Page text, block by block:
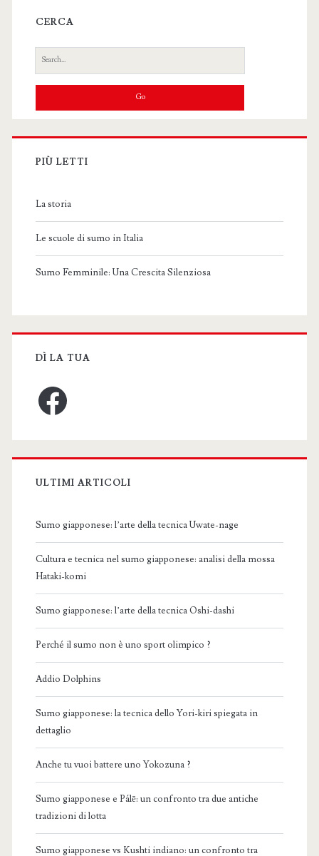
CERCA
Search
for:
PIÙ LETTI
La storia
Le scuole di sumo in Italia
Sumo Femminile: Una Crescita Silenziosa
DÌ LA TUA
Facebook
ULTIMI ARTICOLI
Sumo giapponese: l’arte della tecnica Uwate-nage
Cultura e tecnica nel sumo giapponese: analisi della mossa
Hataki-komi
Sumo giapponese: l’arte della tecnica Oshi-dashi
Perché il sumo non è uno sport olimpico ?
Addio Dolphins
Sumo giapponese: la tecnica dello Yori-kiri spiegata in
dettaglio
Anche tu vuoi battere uno Yokozuna ?
Sumo giapponese e Pálē: un confronto tra due antiche
tradizioni di lotta
Sumo giapponese vs Kushti indiano: un confronto tra